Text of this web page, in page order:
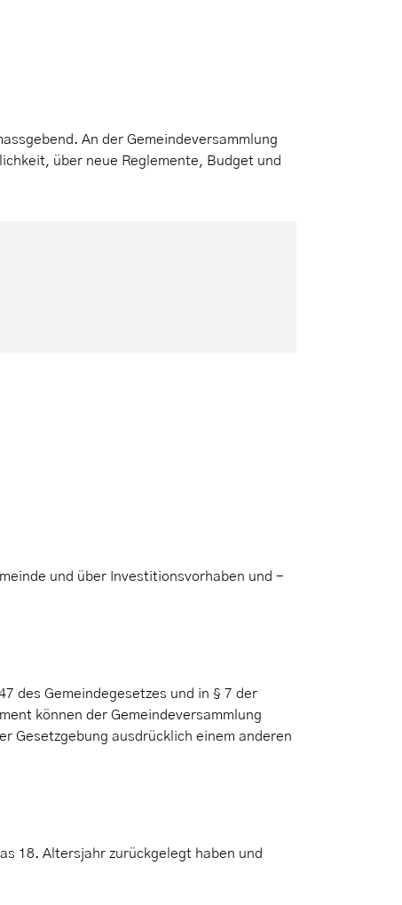
An der Gemeindeversammlung
über neue Reglemente, Budget und
und über Investitionsvorhaben und -
des Gemeindegesetzes und in § 7 der
können der Gemeindeversammlung
Gesetzgebung ausdrücklich einem anderen
18. Altersjahr zurückgelegt haben und